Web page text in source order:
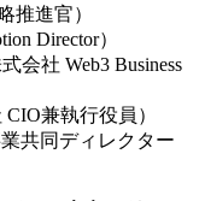
推進官）
Director）
会社 Web3 Business
兼執行役員）
共同ディレクター